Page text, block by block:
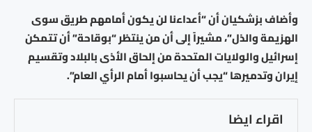
وأضاف بزشكيان أن “أعداءنا لن يكون أمامهم طريق سوى
الهزيمة والذل”، مشيراً إلى أن من ينتظر “بوقاحة” أن تتمكن
إسرائيل والولايات المتحدة من إلحاق الأذى بالبلاد وتقسيم
إيران وتدميرها “يجب أن يحاسبوا أمام الرأي العام”.
اقراء ايضا